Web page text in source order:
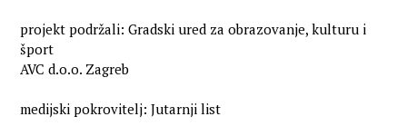
projekt podržali: Gradski ured za obrazovanje, kulturu i
šport
AVC d.o.o. Zagreb
medijski pokrovitelj: Jutarnji list